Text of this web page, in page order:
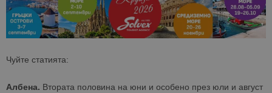
Чуйте статията:
Албена. Втората половина на юни и особено през юли и август